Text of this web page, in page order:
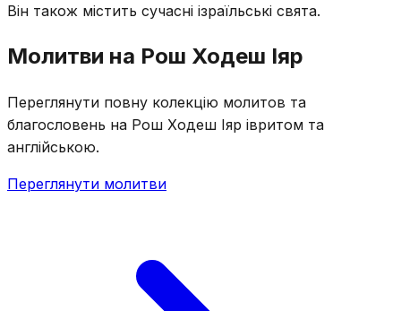
Він також містить сучасні ізраїльські свята.
Молитви на Рош Ходеш Іяр
Переглянути повну колекцію молитов та
благословень на Рош Ходеш Іяр івритом та
англійською.
Переглянути молитви